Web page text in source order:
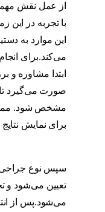
از عمل نقش
با تجربه در این
این موارد به
می‌کند.برای
ابتدا مشاوره و
صورت می‌گیرد
مشخص شود.
برای نمایش
سپس نوع جراحی
تعیین می‌شود و
می‌شود.پس از